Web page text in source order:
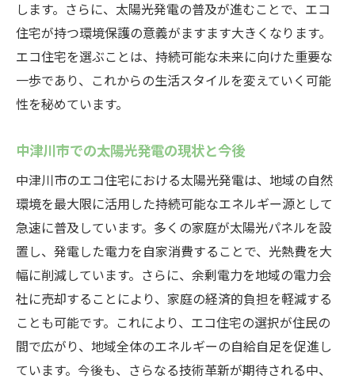
します。さらに、太陽光発電の普及が進むことで、エコ
住宅が持つ環境保護の意義がますます大きくなります。
エコ住宅を選ぶことは、持続可能な未来に向けた重要な
一歩であり、これからの生活スタイルを変えていく可能
性を秘めています。
中津川市での太陽光発電の現状と今後
中津川市のエコ住宅における太陽光発電は、地域の自然
環境を最大限に活用した持続可能なエネルギー源として
急速に普及しています。多くの家庭が太陽光パネルを設
置し、発電した電力を自家消費することで、光熱費を大
幅に削減しています。さらに、余剰電力を地域の電力会
社に売却することにより、家庭の経済的負担を軽減する
ことも可能です。これにより、エコ住宅の選択が住民の
間で広がり、地域全体のエネルギーの自給自足を促進し
ています。今後も、さらなる技術革新が期待される中、